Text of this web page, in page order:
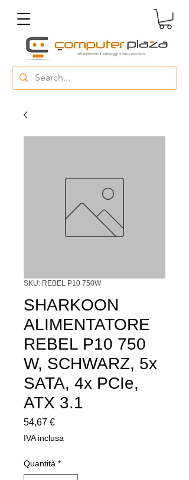
SKU: REBEL P10 750W
SHARKOON
ALIMENTATORE
REBEL P10 750
W, SCHWARZ, 5x
SATA, 4x PCIe,
ATX 3.1
54,67 €Prezzo
IVA inclusa
Quantità *